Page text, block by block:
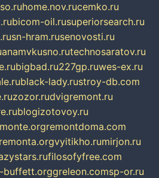
home.nov.rucemko.ru
bicom-oil.rusuperiorsearch.ru
sn-hram.rusenovosti.ru
anamvkusno.rutechnosaratov.ru
bigbad.ru227gp.ruwes-ex.ru
black-lady.rustroy-db.com
zozor.rudvigremont.ru
blogizotovoy.ru
remontdoma.com
vyitikho.rumirjon.ru
filosofyfree.com
buffett.orggreleon.comsp-or.ru